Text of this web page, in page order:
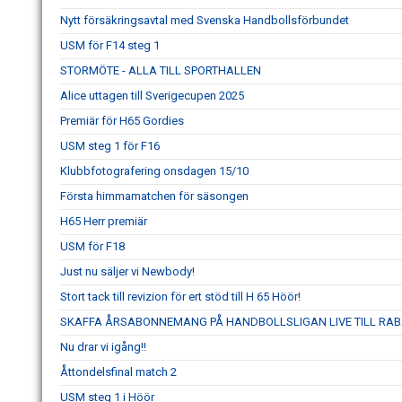
Nytt försäkringsavtal med Svenska Handbollsförbundet
USM för F14 steg 1
STORMÖTE - ALLA TILL SPORTHALLEN
Alice uttagen till Sverigecupen 2025
Premiär för H65 Gordies
USM steg 1 för F16
Klubbfotografering onsdagen 15/10
Första himmamatchen för säsongen
H65 Herr premiär
USM för F18
Just nu säljer vi Newbody!
Stort tack till revizion för ert stöd till H 65 Höör!
SKAFFA ÅRSABONNEMANG PÅ HANDBOLLSLIGAN LIVE TILL
Nu drar vi igång!!
Åttondelsfinal match 2
USM steg 1 i Höör